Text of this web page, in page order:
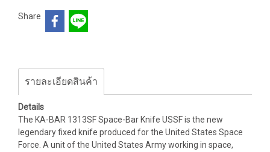
Share
รายละเอียดสินค้า
Details
The KA-BAR 1313SF Space-Bar Knife USSF is the new
legendary fixed knife produced for the United States Space
Force. A unit of the United States Army working in space,